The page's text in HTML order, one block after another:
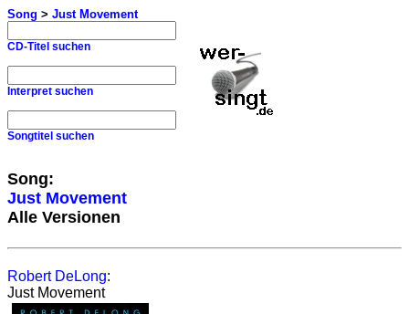
Song > Just Movement
CD-Titel suchen
Interpret suchen
Songtitel suchen
Song:
Just Movement
Alle Versionen
Robert DeLong:
Just Movement